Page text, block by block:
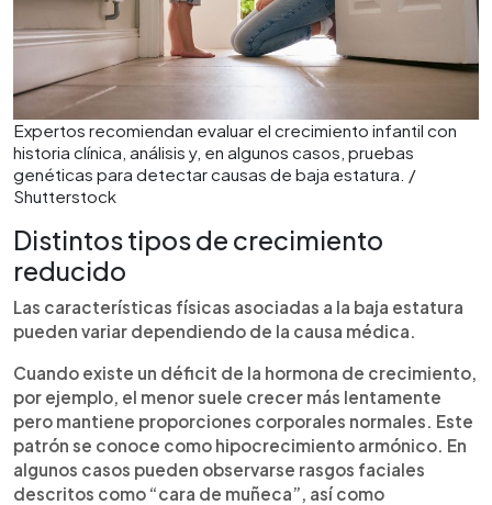
Expertos recomiendan evaluar el crecimiento infantil con
historia clínica, análisis y, en algunos casos, pruebas
genéticas para detectar causas de baja estatura. /
Shutterstock
Distintos tipos de crecimiento
reducido
Las características físicas asociadas a la baja estatura
pueden variar dependiendo de la causa médica.
Cuando existe un déficit de la hormona de crecimiento,
por ejemplo, el menor suele crecer más lentamente
pero mantiene proporciones corporales normales. Este
patrón se conoce como hipocrecimiento armónico. En
algunos casos pueden observarse rasgos faciales
descritos como “cara de muñeca”, así como